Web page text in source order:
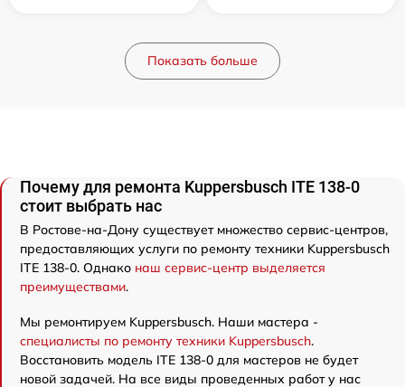
Показать больше
Почему для ремонта Kuppersbusch ITE 138-0
стоит выбрать нас
В Ростове-на-Дону существует множество сервис-центров,
предоставляющих услуги по ремонту техники Kuppersbusch
ITE 138-0. Однако наш сервис-центр выделяется
преимуществами.
Мы ремонтируем Kuppersbusch. Наши мастера -
специалисты по ремонту техники Kuppersbusch.
Восстановить модель ITE 138-0 для мастеров не будет
новой задачей. На все виды проведенных работ у нас